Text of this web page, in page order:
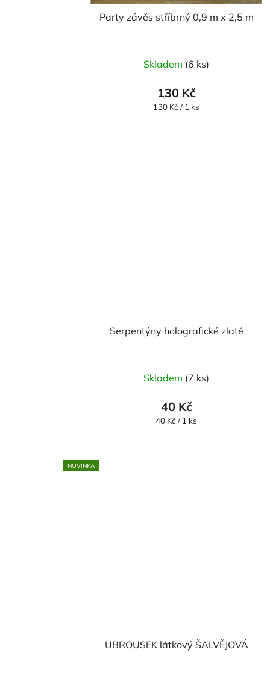
Party závěs stříbrný 0,9 m x 2,5 m
Skladem (6 ks)
130 Kč
Měrná
130 Kč / 1 ks
Serpentýny holografické zlaté
Skladem (7 ks)
40 Kč
Měrná
40 Kč / 1 ks
NOVINKA
UBROUSEK látkový ŠALVĚJOVÁ